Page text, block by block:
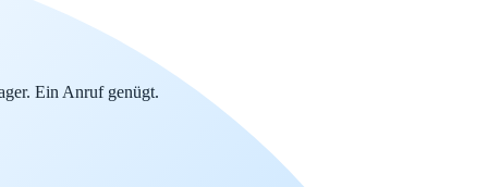
Ein Anruf genügt.